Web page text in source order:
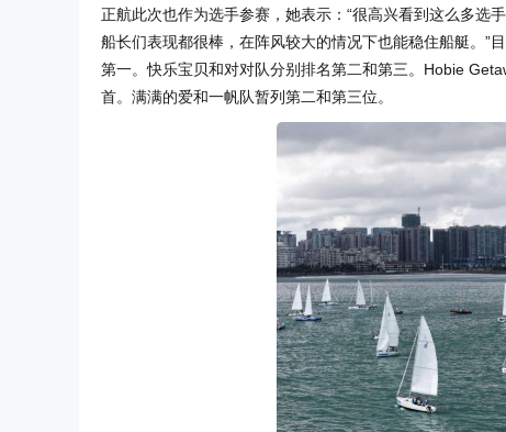
正航此次也作为选手参赛，她表示：“很高兴看到这么多选
船长们表现都很棒，在阵风较大的情况下也能稳住船艇。”
第一。快乐宝贝和对对队分别排名第二和第三。Hobie
首。满满的爱和一帆队暂列第二和第三位。